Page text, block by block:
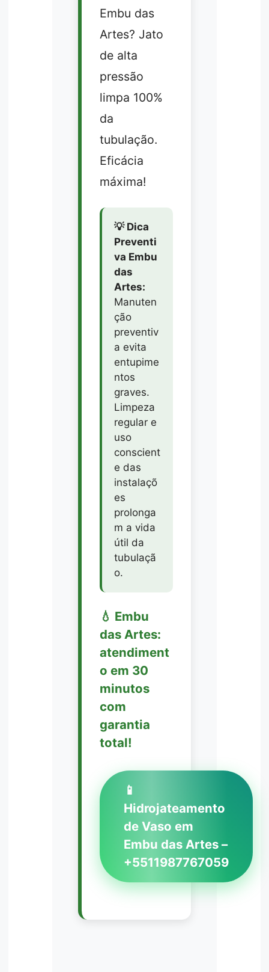
Embu das
Artes? Jato
de alta
pressão
limpa 100%
da
tubulação.
Eficácia
máxima!
💡 Dica
Preventi
va Embu
das
Artes:
Manuten
ção
preventiv
a evita
entupime
ntos
graves.
Limpeza
regular e
uso
conscient
e das
instalaçõ
es
prolonga
m a vida
útil da
tubulaçã
o.
💧 Embu
das Artes:
atendiment
o em 30
minutos
com
garantia
total!
📱
Hidrojateamento
de Vaso em
Embu das Artes –
+5511987767059